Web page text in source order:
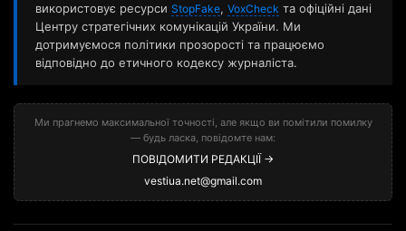
використовує ресурси StopFake, VoxCheck та офіційні дані
Центру стратегічних комунікацій України. Ми
дотримуємося політики прозорості та працюємо
відповідно до етичного кодексу журналіста.
Ми прагнемо максимальної точності, але якщо ви помітили помилку
— будь ласка, повідомте нам:
ПОВІДОМИТИ РЕДАКЦІЇ →
vestiua.net@gmail.com